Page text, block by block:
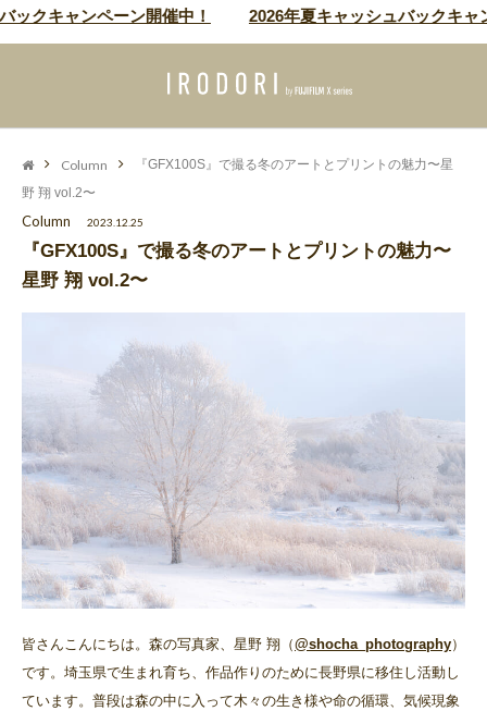
ャンペーン開催中！ 2026年夏キャッシュバックキャンペー
Column
『GFX100S』で撮る冬のアートとプリントの魅力〜星
野 翔 vol.2〜
Column 2023.12.25
『GFX100S』で撮る冬のアートとプリントの魅力〜
星野 翔 vol.2〜
皆さんこんにちは。森の写真家、星野 翔（@shocha_photography）
です。埼玉県で生まれ育ち、作品作りのために長野県に移住し活動し
ています。普段は森の中に入って木々の生き様や命の循環、気候現象